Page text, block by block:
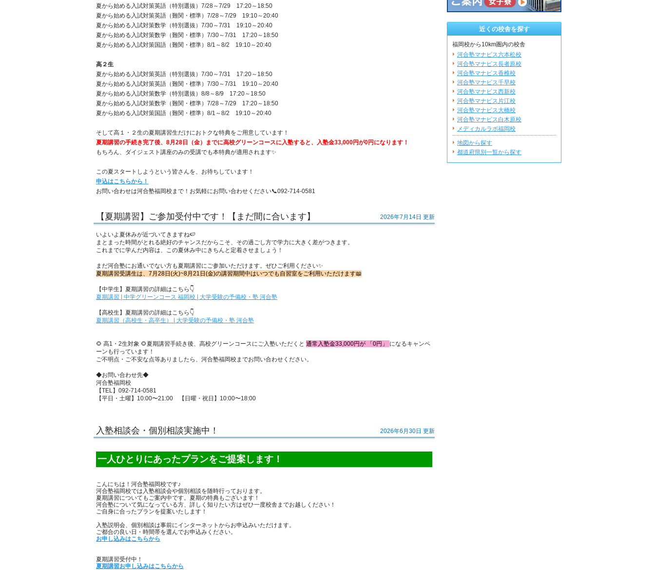
夏から始める入試対策英語（特別選抜）7/28～7/29 17:20～18:50
夏から始める入試対策英語（難関・標準）7/28～7/29 19:10～20:40
夏から始める入試対策数学（特別選抜）7/30～7/31 19:10～20:40
夏から始める入試対策数学（難関・標準）7/30～7/31 17:20～18:50
夏から始める入試対策国語（難関・標準）8/1～8/2 19:10～20:40
高２生
夏から始める入試対策英語（特別選抜）7/30～7/31 17:20～18:50
夏から始める入試対策英語（難関・標準）7/30～7/31 19:10～20:40
夏から始める入試対策数学（特別選抜）8/8～8/9 17:20～18:50
夏から始める入試対策数学（難関・標準）7/28～7/29 17:20～18:50
夏から始める入試対策国語（難関・標準）8/1～8/2 19:10～20:40
そして高１・２生の夏期講習生だけにおトクな特典をご用意しています！
夏期講習の手続き完了後、8月28日（金）までに高校グリーンコースに入塾すると、入塾金33,000円が0円になります！
もちろん、ダイジェスト講座のみの受講でも本特典が適用されます✨
この夏スタートしようという皆さんを、お待ちしています！
申込はこちらから！
お問い合わせは河合塾福岡校まで！お気軽にお問い合わせください📞092-714-0581
【夏期講習】ご参加受付中です！【まだ間に合います】 2026年7月14日 更新
いよいよ夏休みが近づいてきますね🍉
まとまった時間がとれる絶好のチャンスだからこそ、その過ごし方で学力に大きく差がつきます。
これまでに学んだ内容は、この夏休み中にきちんと定着させましょう！
まだ河合塾にお通いでない方も夏期講習にご参加いただけます。ぜひご利用ください✨
夏期講習受講生は、7月28日(火)~8月21日(金)の講習期間中はいつでも自習室をご利用いただけます📖
【中学生】夏期講習の詳細はこちら👇
夏期講習 | 中学グリーンコース 福岡校 | 大学受験の予備校・塾 河合塾
【高校生】夏期講習の詳細はこちら👇
夏期講習（高校生・高卒生） | 大学受験の予備校・塾 河合塾
🌻 高1・2生対象 🌻夏期講習手続き後、高校グリーンコースにご入塾いただくと 通常入塾金33,000円が 「0円」 になるキャンペ
ーンも行っています！
ご不明点・ご不安な点等ありましたら、河合塾福岡校までお問い合わせください。
◆お問い合わせ先◆
河合塾福岡校
【TEL】092-714-0581
【平日・土曜】10:00〜21:00 【日曜・祝日】10:00〜18:00
入塾相談会・個別相談実施中！ 2026年6月30日 更新
一人ひとりにあったプランをご提案します！
こんにちは！河合塾福岡校です♪
河合塾福岡校では入塾相談会や個別相談を随時行っております。
夏期講習についてもご案内中です。夏期の特典もございます！
河合塾について気になっている方、詳しく知りたい方はぜひ一度校舎までお越しください！
ご自身に合ったプランを提案いたします！
入塾説明会、個別相談は事前にインターネットからお申込みいただけます。
ご都合の良い日・時間帯を選んでお申込みください。
お申し込みはこちらから
夏期講習受付中！
夏期講習お申し込みはこちらから
近くの校舎を探す
福岡校から10km圏内の校舎
河合塾マナビス六本松校
河合塾マナビス長者原校
河合塾マナビス香椎校
河合塾マナビス千早校
河合塾マナビス西新校
河合塾マナビス片江校
河合塾マナビス大橋校
河合塾マナビス白木原校
メディカルラボ福岡校
地図から探す
都道府県別一覧から探す